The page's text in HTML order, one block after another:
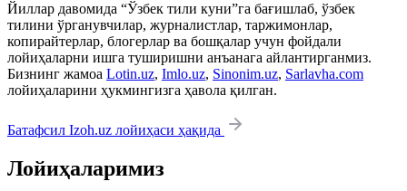
Йиллар давомида “Ўзбек тили куни”га бағишлаб, ўзбек
тилини ўрганувчилар, журналистлар, таржимонлар,
копирайтерлар, блогерлар ва бошқалар учун фойдали
лойиҳаларни ишга туширишни анъанага айлантирганмиз.
Бизнинг жамоа Lotin.uz, Imlo.uz, Sinonim.uz, Sarlavha.com
лойиҳаларини ҳукмингизга ҳавола қилган.
Батафсил Izoh.uz лойиҳаси ҳақида
Лойиҳаларимиз